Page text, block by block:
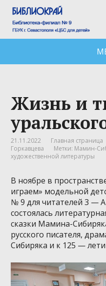
Жизнь и
21.11.2022 Главная страница
Горкавцева
Метки: Мамин-
художественной литературы
В ноябре в
играем» модельной
№ 9 для читателей 3 —
состоялась
сказки Мамина-
русского писателя,
Сибиряка и к 125 —